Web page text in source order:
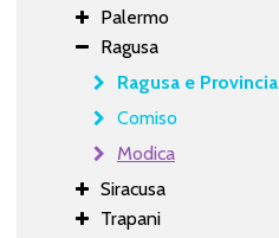
Palermo
Ragusa
Ragusa e Provincia
Comiso
Modica
Siracusa
Trapani